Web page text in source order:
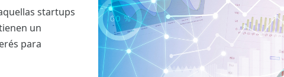
startups
un
para